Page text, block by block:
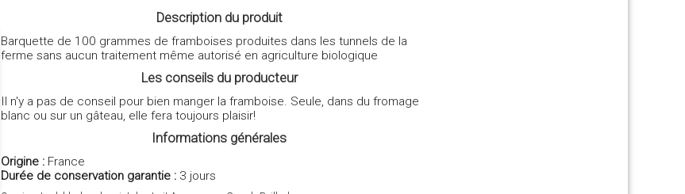
Description du produit
Barquette de 100 grammes de framboises produites dans les tunnels de la
ferme sans aucun traitement même autorisé en agriculture biologique
Les conseils du producteur
Il n'y a pas de conseil pour bien manger la framboise. Seule, dans du fromage
blanc ou sur un gâteau, elle fera toujours plaisir!
Informations générales
Origine : France
Durée de conservation garantie : 3 jours